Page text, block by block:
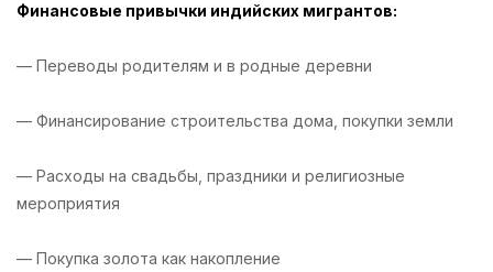
Финансовые привычки индийских мигрантов:
— Переводы родителям и в родные деревни
— Финансирование строительства дома, покупки земли
— Расходы на свадьбы, праздники и религиозные
мероприятия
— Покупка золота как накопление